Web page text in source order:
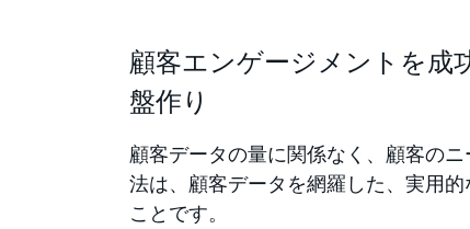
顧客エンゲージメントを成
盤作り
顧客データの量に関係なく、顧客の
法は、顧客データを網羅した、実用
ことです。